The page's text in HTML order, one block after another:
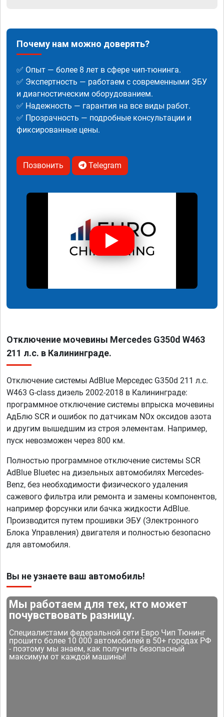
Почему нам можно доверять?
✅ Опыт — более 8 лет в сфере чип-тюнинга.
✅ Экспертность — работаем с современными ЭБУ
и диагностическим оборудованием.
✅ Надежность — гарантия на все виды работ.
✅ Прозрачность — подробные консультации и
фиксированные цены.
Позвонить Telegram
Отключение мочевины Mercedes G350d W463
211 л.с. в Калининграде.
Отключение системы AdBlue Мерседес G350d 211 л.с.
W463 G-class дизель 2002-2018 в Калининграде:
программное отключение системы впрыска мочевины
АдБлю SCR и ошибок по датчикам NOx оксидов азота
и другим вышедшим из строя элементам. Например,
пуск невозможен через 800 км.
Полностью программное отключение системы SCR
AdBlue Bluetec на дизельных автомобилях Mercedes-
Benz, без необходимости физического удаления
сажевого фильтра или ремонта и замены компонентов,
например форсунки или бачка жидкости AdBlue.
Производится путем прошивки ЭБУ (Электронного
Блока Управления) двигателя и полностью безопасно
для автомобиля.
Вы не узнаете ваш автомобиль!
Мы работаем для тех, кто может
почувствовать разницу.
Специалистами федеральной сети Евро Чип Тюнинг
прошито более 10 000 автомобилей в 50+ городах РФ
- поэтому мы знаем, как получить безопасный
максимум от каждой машины!